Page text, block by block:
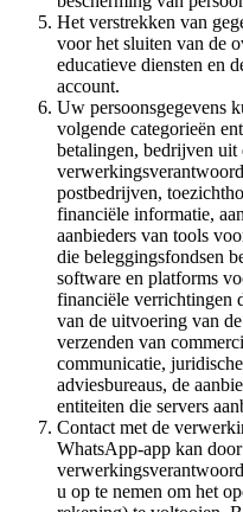
Het verstrekken van
voor het sluiten van de
educatieve diensten en
account.
Uw persoonsgegevens
volgende categorieën
betalingen, bedrijven uit
postbedrijven,
financiële informatie,
aanbieders van tools
die beleggingsfondsen
software en platforms
financiële verrichtingen
van de uitvoering van
verzenden van
communicatie,
adviesbureaus, de
entiteiten die servers
Contact met de
WhatsApp-app kan
u op te nemen om het